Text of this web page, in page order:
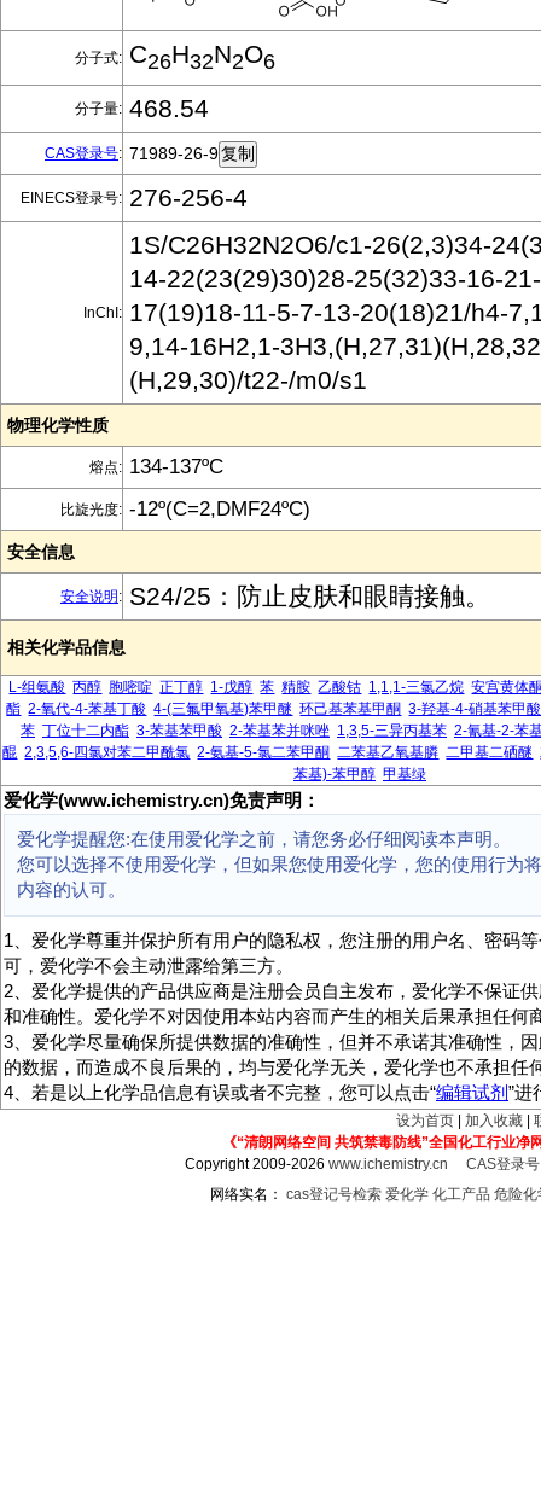
分子式: C26H32N2O6
分子量: 468.54
CAS登录号: 71989-26-9
EINECS登录号: 276-256-4
InChI:
1S/C26H32N2O6/c1-26(2,3)34-
14-22(23(29)30)28-25(32)33-16-
17(19)18-11-5-7-13-20(18)21/h4-
9,14-16H2,1-
(H,29,30)/t22-/m0/s1
物理化学性质
熔点: 134-137ºC
比旋光度: -12º(C=2,DMF24ºC)
安全信息
安全说明 : S24/25：防止皮肤和眼睛接触。
相关化学品信息
L-组氨酸 丙醇 胞嘧啶 正丁醇 1-戊醇 苯 精胺 乙酸钴 1,1,1-三氯乙烷 安宫黄体
酯 2-氧代-4-苯基丁酸 4-(三氟甲氧基)苯甲醚 环己基苯基甲酮 3-羟基-4-硝基苯甲
苯 丁位十二内酯 3-苯基苯甲酸 2-苯基苯并咪唑 1,3,5-三异丙基苯 2-氰基-2-苯
醌 2,3,5,6-四氯对苯二甲酰氯 2-氨基-5-氯二苯甲酮 二苯基乙氧基膦 二甲基二硒醚
苯基)-苯甲醇 甲基绿
爱化学(www.ichemistry.cn)免责声明：
爱化学提醒您:在使用爱化学之前，请您务必仔细阅读本声明。
您可以选择不使用爱化学，但如果您使用爱化学，您的使用行为
内容的认可。
1、爱化学尊重并保护所有用户的隐私权，您注册的用户名、密码
可，爱化学不会主动泄露给第三方。
2、爱化学提供的产品供应商是注册会员自主发布，爱化学不保证
和准确性。爱化学不对因使用本站内容而产生的相关后果承担任何
3、爱化学尽量确保所提供数据的准确性，但并不承诺其准确性，
的数据，而造成不良后果的，均与爱化学无关，爱化学也不承担任
4、若是以上化学品信息有误或者不完整，您可以点击“编辑试剂”进
设为首页 加入收藏
《“清朗网络空间 共筑禁毒防线”全国化工行业净
Copyright 2009-2026www.ichemistry.cn
CAS登录
网络实名： cas登记号检索 爱化学 化工产品 危险化